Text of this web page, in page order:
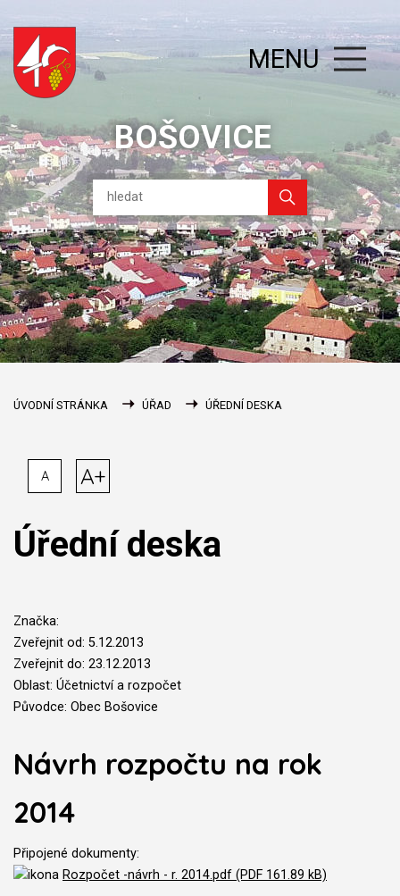
BOŠOVICE
MENU
ÚVODNÍ STRÁNKA ÚŘAD ÚŘEDNÍ DESKA
A A+
Úřední deska
Značka:
Zveřejnit od: 5.12.2013
Zveřejnit do: 23.12.2013
Oblast: Účetnictví a rozpočet
Původce: Obec Bošovice
Návrh rozpočtu na rok
2014
Připojené dokumenty:
Rozpočet -návrh - r. 2014.pdf (PDF 161.89 kB)